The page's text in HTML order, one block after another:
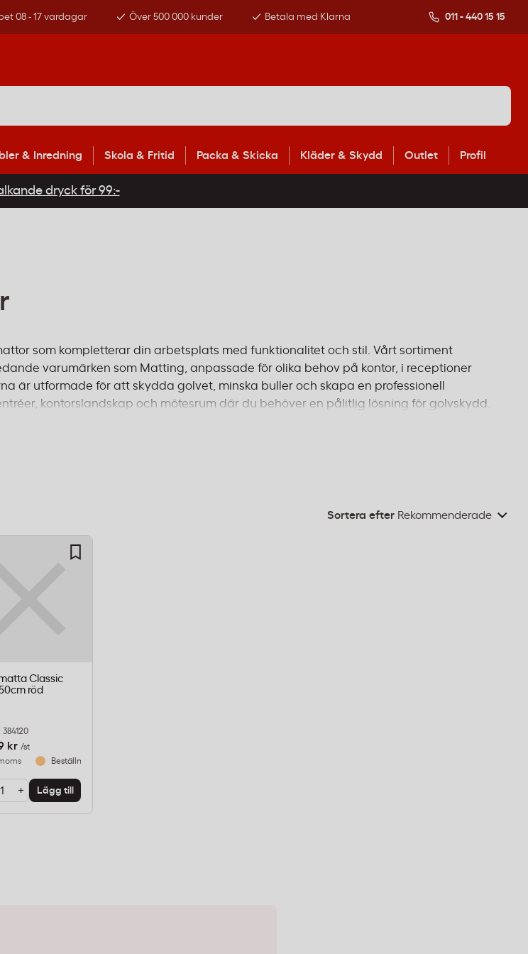
08 - 17 vardagar Över 500 000 kunder Betala med Klarna 011 - 440 15 15
& Inredning Skola & Fritid Packa & Skicka Kläder & Skydd Outlet Profil
dryck för 99:-
som kompletterar din arbetsplats med funktionalitet och stil. Vårt sortiment
varumärken som Matting, anpassade för olika behov på kontor, i receptioner
är utformade för att skydda golvet, minska buller och skapa en professionell
kontorslandskap och mötesrum där du behöver en pålitlig lösning för golvskydd.
Sortera efter
Classic
röd
kr /st
Beställningsvara
+ Lägg till